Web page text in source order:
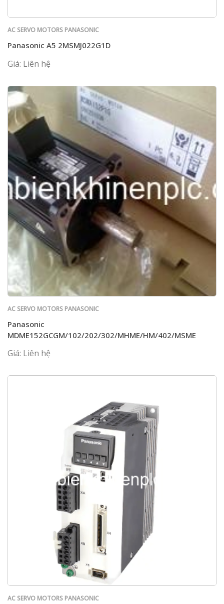
AC SERVO MOTORS PANASONIC
Panasonic A5 2MSMJ022G1D
Giá: Liên hệ
AC SERVO MOTORS PANASONIC
Panasonic
MDME152GCGM/102/202/302/MHME/HM/402/MSME
Giá: Liên hệ
AC SERVO MOTORS PANASONIC